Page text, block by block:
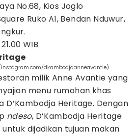
No.68, Kios Joglo
Ruko A1, Bendan Nduwur,
WIB
dkambodjaanneavantie)
milik Anne Avantie yang
menu rumahan khas
D’Kambodja Heritage. Dengan
ndeso, D’Kambodja Heritage
dijadikan tujuan makan